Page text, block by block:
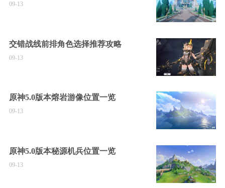
09-13
交错战线前排角色选择推荐攻略
09-13
原神5.0版本熔岩游像位置一览
09-13
原神5.0版本秘源机兵位置一览
09-13